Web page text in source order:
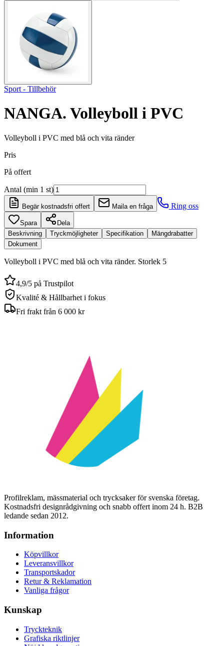
Sport - Tillbehör
NANGA. Volleyboll i PVC
Volleyboll i PVC med blå och vita ränder
Pris
På offert
Antal (min 1 st)
Begär kostnadsfri offert Maila en fråga Ring oss
Spara
Dela
Beskrivning
Tryckmöjligheter Specifikation
Mängdrabatter
Dokument
Volleyboll i PVC med blå och vita ränder. Storlek 5
4,9/5 på Trustpilot
Kvalité & Hållbarhet i fokus
Fri frakt från 6 000 kr
Profilreklam, mässmaterial och trycksaker för svenska företag.
Kostnadsfri designrådgivning och snabb offert inom 24 h. B2B
ledande sedan 2012.
Information
Köpvillkor
Leveransvillkor
Transportskador
Retur & Reklamation
Vanliga frågor
Kunskap
Tryckteknik
Grafiska riktlinjer